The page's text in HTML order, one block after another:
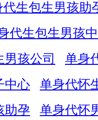
代生包生男孩助
代生包生男孩
孩公司
单身
中心
单身代怀
助孕 单身代怀